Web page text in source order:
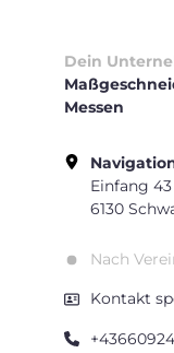
Dein
Messen
Einfang 43
6130
Nach
Kontakt